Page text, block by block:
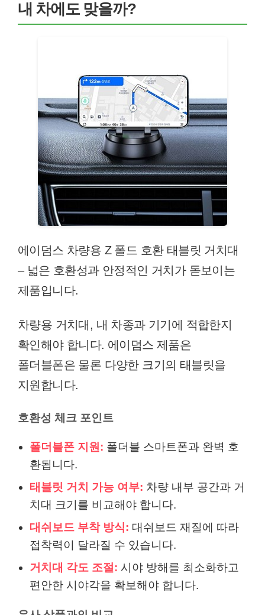
내 차에도 맞을까?
에이덤스 차량용 Z 폴드 호환 태블릿 거치대
– 넓은 호환성과 안정적인 거치가 돋보이는
제품입니다.
차량용 거치대, 내 차종과 기기에 적합한지
확인해야 합니다. 에이덤스 제품은
폴더블폰은 물론 다양한 크기의 태블릿을
지원합니다.
호환성 체크 포인트
폴더블폰 지원: 폴더블 스마트폰과 완벽 호
환됩니다.
태블릿 거치 가능 여부: 차량 내부 공간과 거
치대 크기를 비교해야 합니다.
대쉬보드 부착 방식: 대쉬보드 재질에 따라
접착력이 달라질 수 있습니다.
거치대 각도 조절: 시야 방해를 최소화하고
편안한 시야각을 확보해야 합니다.